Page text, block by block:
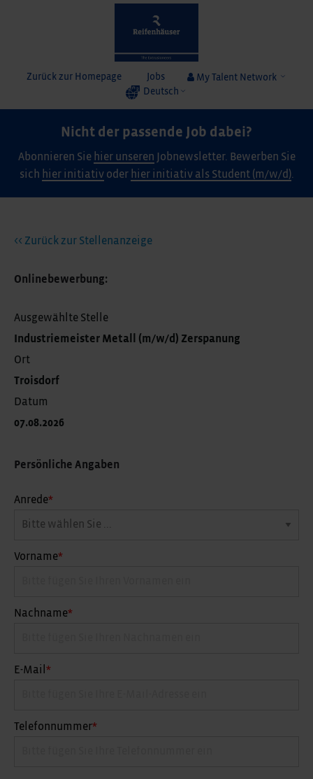
Zurück zur Homepage Jobs
My Talent Network
Deutsch
Nicht der passende Job dabei?
Abonnieren Sie hier unseren Jobnewsletter. Bewerben Sie
sich hier initiativoder hier initiativ als Student (m/w/d).
<< Zurück zur Stellenanzeige
Onlinebewerbung:
Ausgewählte Stelle
Industriemeister Metall (m/w/d) Zerspanung
Ort
Troisdorf
Datum
07.08.2026
Persönliche Angaben
Anrede*
Vorname*
Nachname*
E-Mail *
Telefonnummer*